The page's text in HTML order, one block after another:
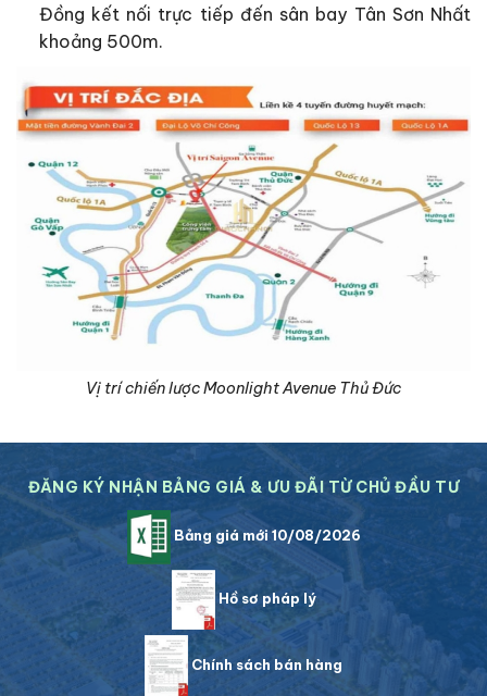
Đồng kết nối trực tiếp đến sân bay Tân Sơn Nhất
khoảng 500m.
Vị trí chiến lược Moonlight Avenue Thủ Đức
ĐĂNG KÝ NHẬN BẢNG GIÁ & ƯU ĐÃI TỪ CHỦ ĐẦU TƯ
Bảng giá mới 10/08/2026
Hồ sơ pháp lý
Chính sách bán hàng